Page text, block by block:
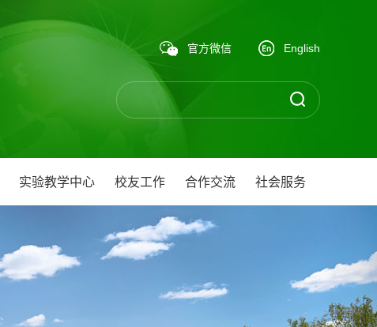
官方微信 English
实验教学中心 校友工作 合作交流 社会服务